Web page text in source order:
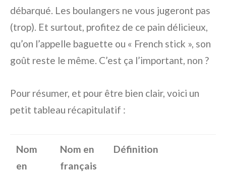
débarqué. Les boulangers ne vous jugeront pas
(trop). Et surtout, profitez de ce pain délicieux,
qu’on l’appelle baguette ou « French stick », son
goût reste le même. C’est ça l’important, non ?
Pour résumer, et pour être bien clair, voici un
petit tableau récapitulatif :
Nom
en
Nom en
français
Définition